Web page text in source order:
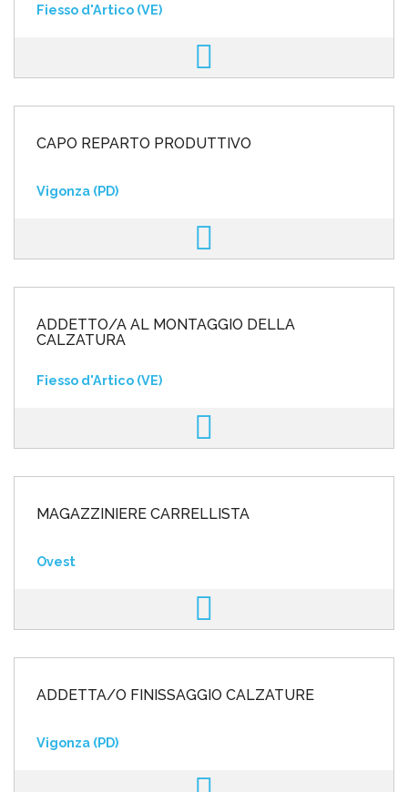
Fiesso d'Artico (VE)
CAPO REPARTO PRODUTTIVO
Vigonza (PD)
ADDETTO/A AL MONTAGGIO DELLA
CALZATURA
Fiesso d'Artico (VE)
MAGAZZINIERE CARRELLISTA
Ovest
ADDETTA/O FINISSAGGIO CALZATURE
Vigonza (PD)